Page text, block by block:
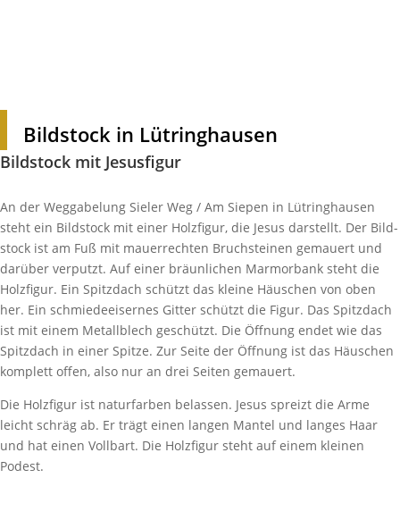
Bild­stock in Lütringhausen
Bild­stock mit Jesusfigur
An der Wegga­be­lung Sieler Weg / Am Siepen in Lütring­hausen
steht ein Bild­stock mit einer Holz­figur, die Jesus darstellt. Der Bild­
stock ist am Fuß mit mauer­rechten Bruch­steinen gemauert und
darüber verputzt. Auf einer bräun­li­chen Marmor­bank steht die
Holz­figur. Ein Spitz­dach schützt das kleine Häus­chen von oben
her. Ein schmie­de­ei­sernes Gitter schützt die Figur. Das Spitz­dach
ist mit einem Metall­blech geschützt. Die Öffnung endet wie das
Spitz­dach in einer Spitze. Zur Seite der Öffnung ist das Häus­chen
komplett offen, also nur an drei Seiten gemauert.
Die Holz­figur ist natur­farben belassen. Jesus spreizt die Arme
leicht schräg ab. Er trägt einen langen Mantel und langes Haar
und hat einen Voll­bart. Die Holz­figur steht auf einem kleinen
Podest.